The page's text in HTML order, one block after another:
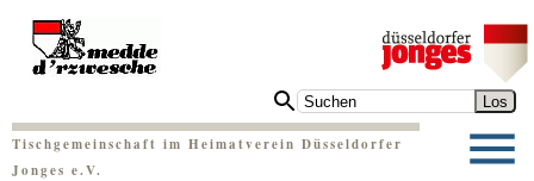
Tischgemeinschaft im Heimatverein Düsseldorfer
Jonges e.V.